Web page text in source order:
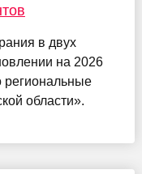
в двух
на 2026
области».